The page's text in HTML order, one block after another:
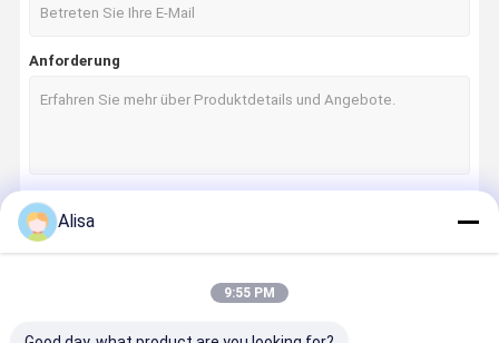
Baggerfahrgestellteile
Gewinnende Ersatzteile
-Bagger-Teile
Anforderung
Alisa
9:55 PM